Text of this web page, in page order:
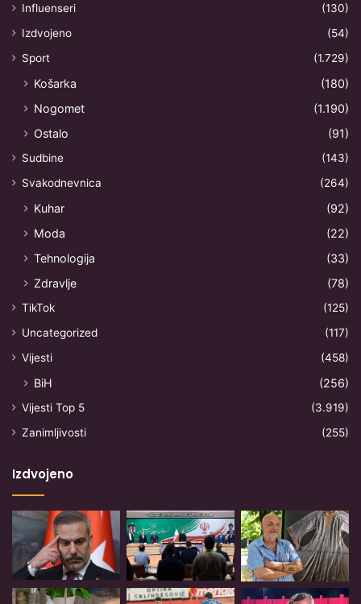
Influenseri
(130)
Izdvojeno
(54)
Sport
(1.729)
Košarka
(180)
Nogomet
(1.190)
Ostalo
(91)
Sudbine
(143)
Svakodnevnica
(264)
Kuhar
(92)
Moda
(22)
Tehnologija
(33)
Zdravlje
(78)
TikTok
(125)
Uncategorized
(117)
Vijesti
(458)
BiH (256)
Vijesti Top 5
(3.919)
Zanimljivosti
(255)
Izdvojeno